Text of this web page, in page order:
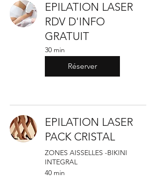
EPILATION LASER
RDV D'INFO
GRATUIT
30 min
Réserver
EPILATION LASER
PACK CRISTAL
ZONES AISSELLES -BIKINI
INTEGRAL
40 min